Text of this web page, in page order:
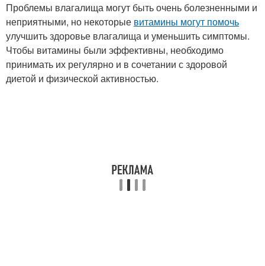
Проблемы влагалища могут быть очень болезненными и
неприятными, но некоторые витамины могут помочь
улучшить здоровье влагалища и уменьшить симптомы.
Чтобы витамины были эффективны, необходимо
принимать их регулярно и в сочетании с здоровой
диетой и физической активностью.